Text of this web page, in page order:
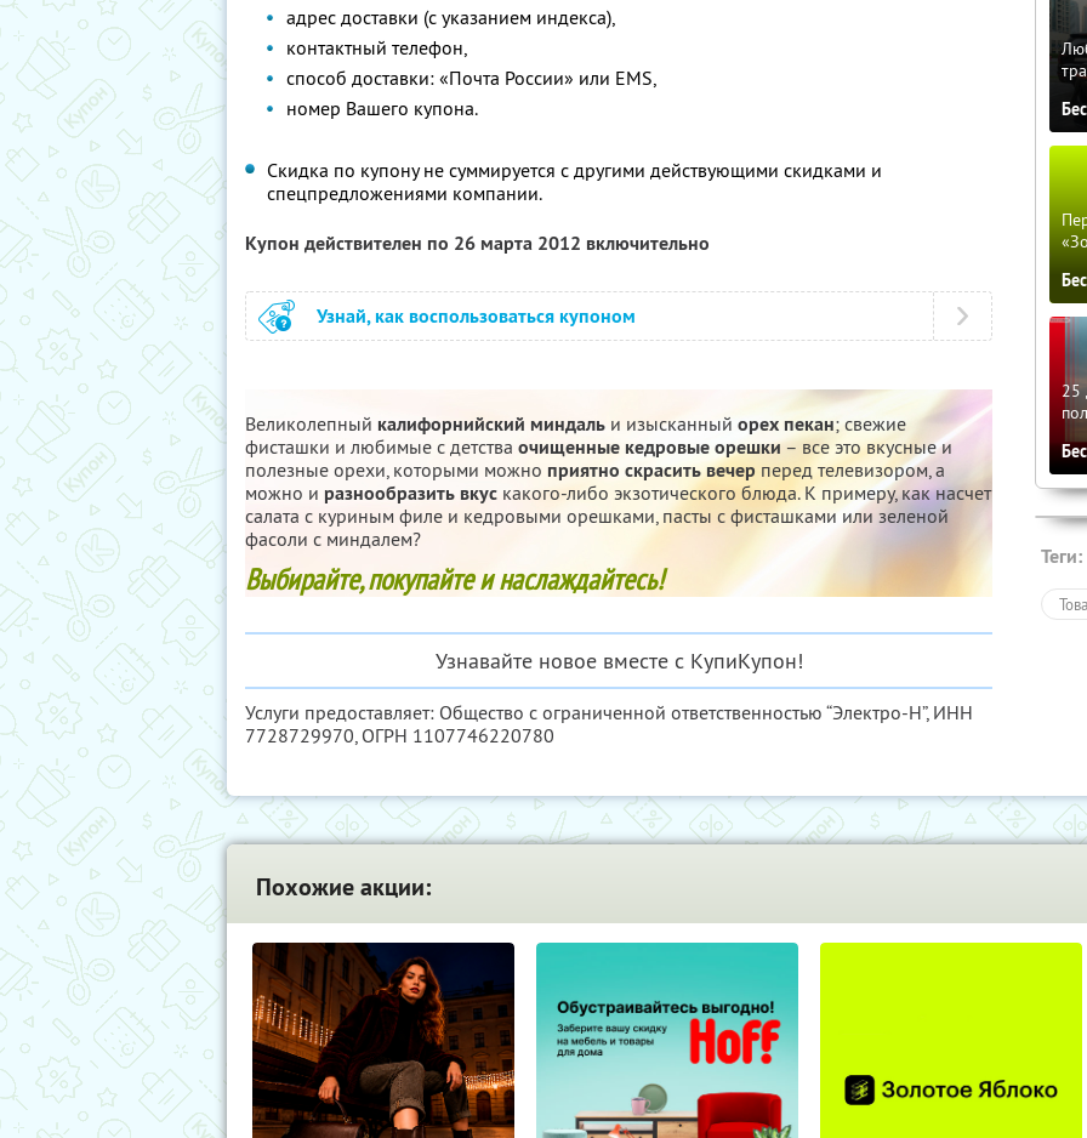
адрес доставки (с указанием индекса),
контактный телефон,
способ доставки: «Почта России» или EMS,
номер Вашего купона.
Скидка по купону не суммируется с другими действующими скидками и
спецпредложениями компании.
Купон действителен по 26 марта 2012 включительно
Узнай, как воспользоваться купоном
Великолепный калифорнийский миндаль и изысканный орех пекан; свежие
фисташки и любимые с детства очищенные кедровые орешки– все это вкусные и
полезные орехи, которыми можно приятно скрасить вечер перед телевизором, а
можно и разнообразить вкус какого-либо экзотического блюда. К примеру, как насчет
салата с куриным филе и кедровыми орешками, пасты с фисташками или зеленой
фасоли с миндалем?
Выбирайте, покупайте и наслаждайтесь!
Узнавайте новое вместе с КупиКупон!
Услуги предоставляет: Общество с ограниченной ответственностью “Электро-Н”, ИНН
7728729970, ОГРН 1107746220780
25
Теги:
Похожие акции: